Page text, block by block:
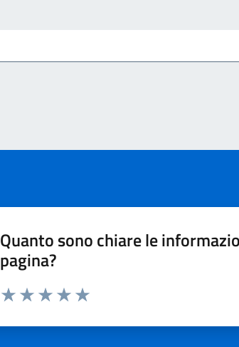
Quanto sono chiare le
pagina?